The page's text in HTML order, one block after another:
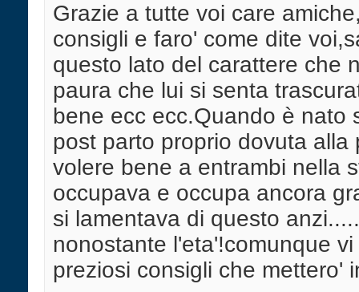
Grazie a tutte voi care
consigli e faro' come dite
questo lato del carattere che
paura che lui si senta
bene ecc ecc.Quando è nato
post parto proprio dovuta
volere bene a entrambi nella
occupava e occupa ancora
si lamentava di questo
nonostante l'eta'!comunque
preziosi consigli che mettero'